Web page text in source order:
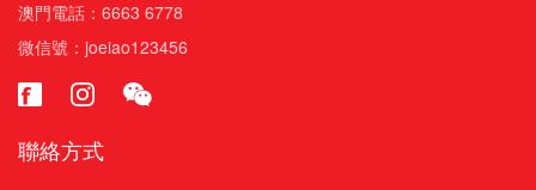
澳門電話：6663 6778
微信號：joeiao123456
聯絡方式